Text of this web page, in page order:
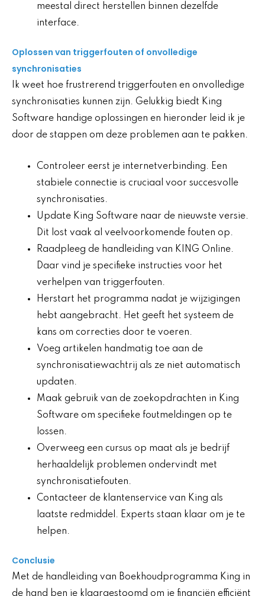
meestal direct herstellen binnen dezelfde
interface.
Oplossen van triggerfouten of onvolledige
synchronisaties
Ik weet hoe frustrerend triggerfouten en onvolledige
synchronisaties kunnen zijn. Gelukkig biedt King
Software handige oplossingen en hieronder leid ik je
door de stappen om deze problemen aan te pakken.
Controleer eerst je internetverbinding. Een
stabiele connectie is cruciaal voor succesvolle
synchronisaties.
Update King Software naar de nieuwste versie.
Dit lost vaak al veelvoorkomende fouten op.
Raadpleeg de handleiding van KING Online.
Daar vind je specifieke instructies voor het
verhelpen van triggerfouten.
Herstart het programma nadat je wijzigingen
hebt aangebracht. Het geeft het systeem de
kans om correcties door te voeren.
Voeg artikelen handmatig toe aan de
synchronisatiewachtrij als ze niet automatisch
updaten.
Maak gebruik van de zoekopdrachten in King
Software om specifieke foutmeldingen op te
lossen.
Overweeg een cursus op maat als je bedrijf
herhaaldelijk problemen ondervindt met
synchronisatiefouten.
Contacteer de klantenservice van King als
laatste redmiddel. Experts staan klaar om je te
helpen.
Conclusie
Met de handleiding van Boekhoudprogramma King in
de hand ben je klaargestoomd om je financiën efficiënt